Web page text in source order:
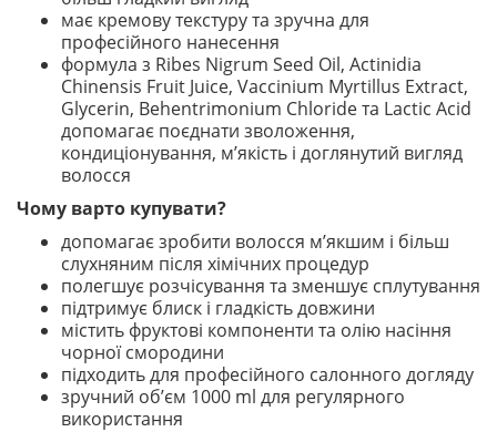
має кремову текстуру та зручна для
професійного нанесення
формула з Ribes Nigrum Seed Oil, Actinidia
Chinensis Fruit Juice, Vaccinium Myrtillus Extract,
Glycerin, Behentrimonium Chloride та Lactic Acid
допомагає поєднати зволоження,
кондиціонування, м’якість і доглянутий вигляд
волосся
Чому варто купувати?
допомагає зробити волосся м’якшим і більш
слухняним після хімічних процедур
полегшує розчісування та зменшує сплутування
підтримує блиск і гладкість довжини
містить фруктові компоненти та олію насіння
чорної смородини
підходить для професійного салонного догляду
зручний об’єм 1000 ml для регулярного
використання